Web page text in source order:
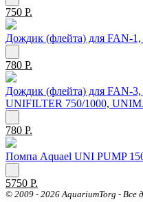
750 Р.
Дождик (флейта) для FAN-
780 Р.
Дождик (флейта) для FAN-
UNIFILTER 750/1000,
780 Р.
Помпа Aquael UNI PUMP
5750 Р.
© 2009 - 2026 AquariumTorg - Все